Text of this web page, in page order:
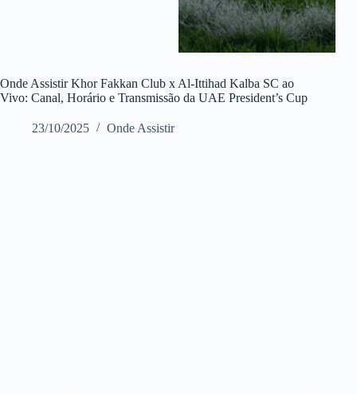
Onde Assistir Khor Fakkan Club x Al-Ittihad Kalba SC ao
Vivo: Canal, Horário e Transmissão da UAE President’s Cup
23/10/2025 Onde Assistir